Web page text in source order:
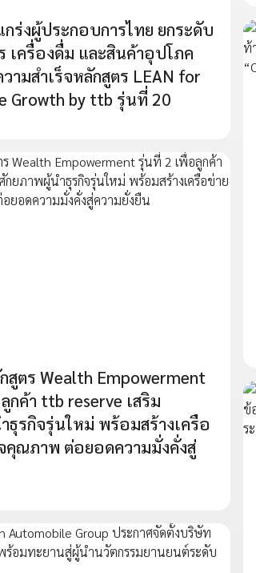
ร่งผู้ประกอบการไทย ยกระดับ
เครื่องดื่ม และสินค้าอุปโภค
ามสำเร็จหลักสูตร LEAN for
Growth by ttb รุ่นที่ 20
ตร Wealth Empowerment
กค้า ttb reserve เสริม
ธุรกิจรุ่นใหม่ พร้อมสร้างเครือ
คุณภาพ ต่อยอดความมั่งคั่งสู่